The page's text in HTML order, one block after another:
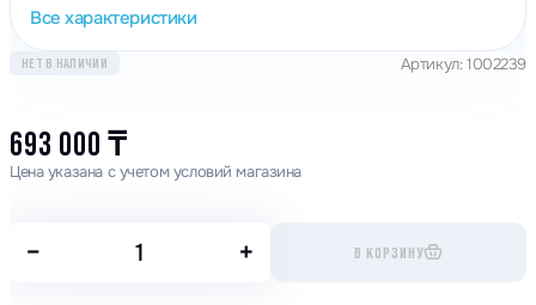
Все характеристики
НЕТ В НАЛИЧИИ Артикул: 1002239
693 000 ₸
Цена указана с учетом условий магазина
− + В КОРЗИНУ